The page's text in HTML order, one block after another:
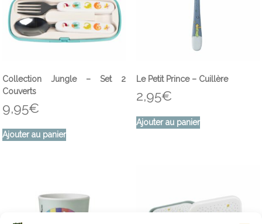
Collection Jungle – Set 2
Couverts
9,95€
Ajouter au panier
Le Petit Prince – Cuillère
2,95€
Ajouter au panier